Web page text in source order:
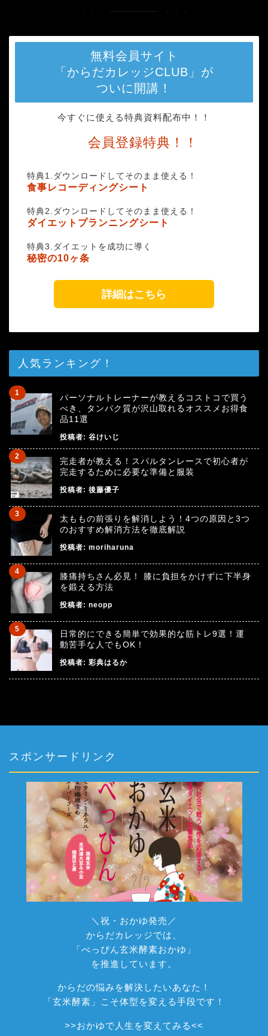
無料会員サイト
「からだカレッジCLUB」が
ついに開講！
今すぐに使える特典資料配布中！！
会員登録特典！！
特典1.ダウンロードしてそのまま使える！
食事レコーディングシート
特典2.ダウンロードしてそのまま使える！
ダイエットプランニングシート
特典3.ダイエットを成功に導く
秘密の10ヶ条
詳細はこちら
人気ランキング！
パーソナルトレーナーが教えるコストコで買う
べき、タンパク質が沢山取れるオススメお得食
品11選
投稿者: 谷けいじ
完走者が教える！スパルタンレースで初心者が
完走するために必要な準備と服装
投稿者: 後藤優子
太ももの前張りを解消しよう！4つの原因と3つ
のおすすめ解消方法を徹底解説
投稿者: moriharuna
膝痛持ちさん必見！ 膝に負担をかけずに下半身
を鍛える方法
投稿者: neopp
日常的にできる簡単で効果的な筋トレ9選！運
動苦手な人でもOK！
投稿者: 彩典はるか
スポンサードリンク
＼祝・おかゆ発売／
からだカレッジでは、
「べっぴん玄米酵素おかゆ」
を推進しています。
からだの悩みを解決したいあなた！
「玄米酵素」こそ体型を変える手段です！
>>おかゆで人生を変えてみる<<